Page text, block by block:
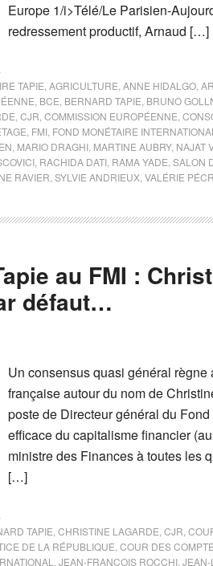
Europe 1/i>Télé/Le Parisien-
redressement productif, Arnaud […]
TAPIE AGRICULTURE ANNE HIDALGO
BCE BERNARD TAPIE BRUNO
CJR COMMISSION EUROPÉENNE
FMI FOND MONÉTAIRE INTERNATIONAL
MARIO DRAGHI MARTINE AUBRY, NAJAT
RACHIDA DATI RAMA YADE SALON
RAVIER SYLVIE ANDRIEUX VALÉRIE
au FMI :
défaut…
Un consensus quasi général
française autour du nom de
poste de Directeur général du
efficace du capitalisme financier
ministre des Finances à toutes les
[…]
TAPIE CHRISTINE LAGARDE CJR
DE LA RÉPUBLIQUE COUR DES
JEAN-FRANÇOIS ROCCHI JEAN-